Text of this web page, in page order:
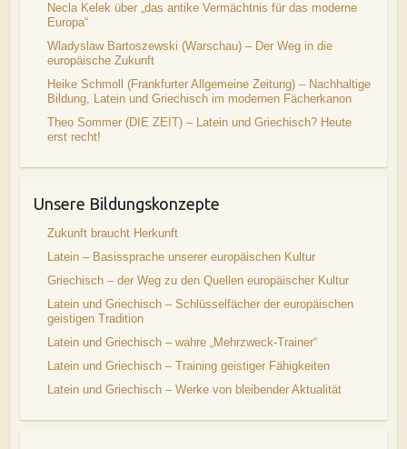
Necla Kelek über „das antike Vermächtnis für das moderne
Europa“
Wladyslaw Bartoszewski (Warschau) – Der Weg in die
europäische Zukunft
Heike Schmoll (Frankfurter Allgemeine Zeitung) – Nachhaltige
Bildung, Latein und Griechisch im modernen Fächerkanon
Theo Sommer (DIE ZEIT) – Latein und Griechisch? Heute
erst recht!
Unsere Bildungskonzepte
Zukunft braucht Herkunft
Latein – Basissprache unserer europäischen Kultur
Griechisch – der Weg zu den Quellen europäischer Kultur
Latein und Griechisch – Schlüsselfächer der europäischen
geistigen Tradition
Latein und Griechisch – wahre „Mehrzweck-Trainer“
Latein und Griechisch – Training geistiger Fähigkeiten
Latein und Griechisch – Werke von bleibender Aktualität